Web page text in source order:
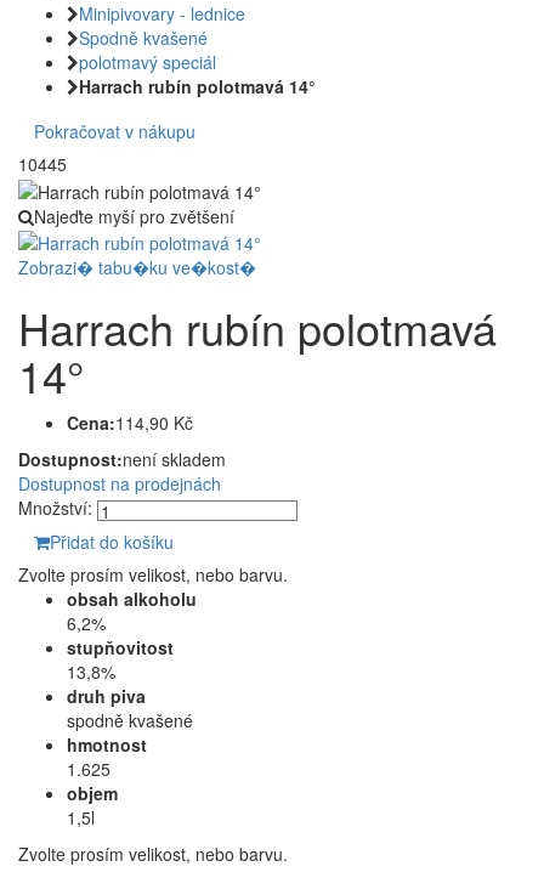
Minipivovary - lednice
Spodně kvašené
polotmavý speciál
Harrach rubín polotmavá 14°
Pokračovat v nákupu
10445
Najeďte myší pro zvětšení
Zobrazi� tabu�ku ve�kost�
Harrach rubín polotmavá
14°
Cena:114,90 Kč
Dostupnost:není skladem
Dostupnost na prodejnách
Množství:
Přidat do košíku
Zvolte prosím velikost, nebo barvu.
obsah alkoholu
6,2%
stupňovitost
13,8%
druh piva
spodně kvašené
hmotnost
1.625
objem
1,5l
Zvolte prosím velikost, nebo barvu.